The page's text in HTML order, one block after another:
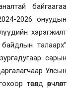
байгаагаа
2026 онуудын
хэрэгжилт
талаарх”
сарын
Улсын
төсөлд өөрчлөлт